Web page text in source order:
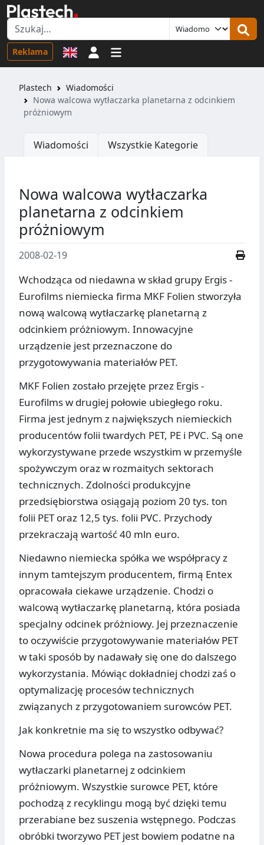
Reklama Logowanie
Plastech
Wiadomości
Nowa walcowa wytłaczarka planetarna z odcinkiem
próżniowym
Wiadomości Wszystkie Kategorie
Nowa walcowa wytłaczarka
planetarna z odcinkiem
próżniowym
2008-02-19
Wchodząca od niedawna w skład grupy Ergis -
Eurofilms niemiecka firma MKF Folien stworzyła
nową walcową wytłaczarkę planetarną z
odcinkiem próżniowym. Innowacyjne
urządzenie jest przeznaczone do
przygotowywania materiałów PET.
MKF Folien zostało przejęte przez Ergis -
Eurofilms w drugiej połowie ubiegłego roku.
Firma jest jednym z największych niemieckich
producentów folii twardych PET, PE i PVC. Są one
wykorzystywane przede wszystkim w przemyśle
spożywczym oraz w rozmaitych sektorach
technicznych. Zdolności produkcyjne
przedsiębiorstwa osiągają poziom 20 tys. ton
folii PET oraz 12,5 tys. folii PVC. Przychody
przekraczają wartość 40 mln euro.
Niedawno niemiecka spółka we współpracy z
innym tamtejszym producentem, firmą Entex
opracowała ciekawe urządzenie. Chodzi o
walcową wytłaczarkę planetarną, która posiada
specjalny odcinek próżniowy. Jej przeznaczenie
to oczywiście przygotowywanie materiałów PET
w taki sposób by nadawały się one do dalszego
wykorzystania. Mówiąc dokładniej chodzi zaś o
optymalizację procesów technicznych
związanych z przygotowaniem surowców PET.
Jak konkretnie ma się to wszystko odbywać?
Nowa procedura polega na zastosowaniu
wytłaczarki planetarnej z odcinkiem
próżniowym. Wszystkie surowce PET, które
pochodzą z recyklingu mogą być dzięki temu
przerabiane bez suszenia wstępnego. Podczas
obróbki tworzywo PET jest bowiem podatne na